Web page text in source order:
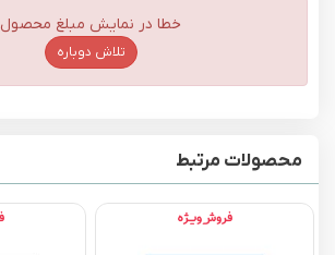
خطا در نمایش مبلغ محصول
تلاش دوباره
محصولات مرتبط